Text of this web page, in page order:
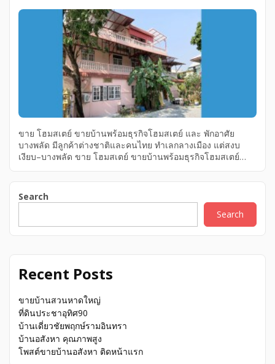
ขาย โฮมสเตย์ ขายบ้านพร้อมธุรกิจโฮมสเตย์ และ พักอาศัย
บางพลัด มีลูกค้าต่างชาติและคนไทย ทำเลกลางเมือง แต่สงบ
เงียบ–บางพลัด ขาย โฮมสเตย์ ขายบ้านพร้อมธุรกิจโฮมสเตย์
บางพลัด บางพลัด ขายบ้านพร้อมธุรกิจโฮมสเตย์ และ พักอาศัย
บางพลัด มีลูกค้าต่างชาติและคนไทย ทำเลกลางเมือง แต่สงบ
เงียบ–บางพลัด ใกล้โรงพยาบาลศิริราช ใกล้สี่แยกบางพลัด ใกล้
ห้างเซ็นทรัลปิ่นเกล้า โลตัส และ ตลาดสดกรุงธน
Search
Search
Recent Posts
ขายบ้านสวนหาดใหญ่
ที่ดินประชาอุทิศ90
บ้านเดี่ยวชัยพฤกษ์รามอินทรา
บ้านอสังหา คุณภาพสูง
โพสต์ขายบ้านอสังหา ติดหน้าแรก